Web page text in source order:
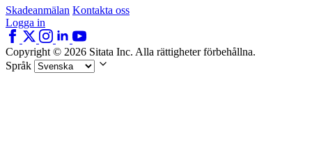
Skadeanmälan Kontakta oss
Logga in
Copyright © 2026 Sitata Inc. Alla rättigheter förbehållna.
Språk